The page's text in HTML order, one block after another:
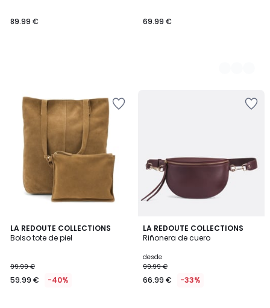
89.99 € 69.99 €
LA REDOUTE COLLECTIONS
Bolso tote de piel
99.99 €
59.99 € -40%
4,3
/ 5
LA REDOUTE COLLECTIONS
Riñonera de cuero
desde
99.99 €
66.99 € -33%
3,7
/ 5
2
Colores